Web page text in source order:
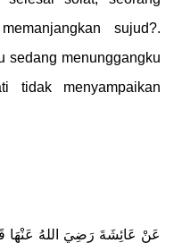
sujud?.
sedang menunggangku
tidak menyampaikan
عَنْ عَائِشَةَ رَضِيَ اللهُ عَنْهَا